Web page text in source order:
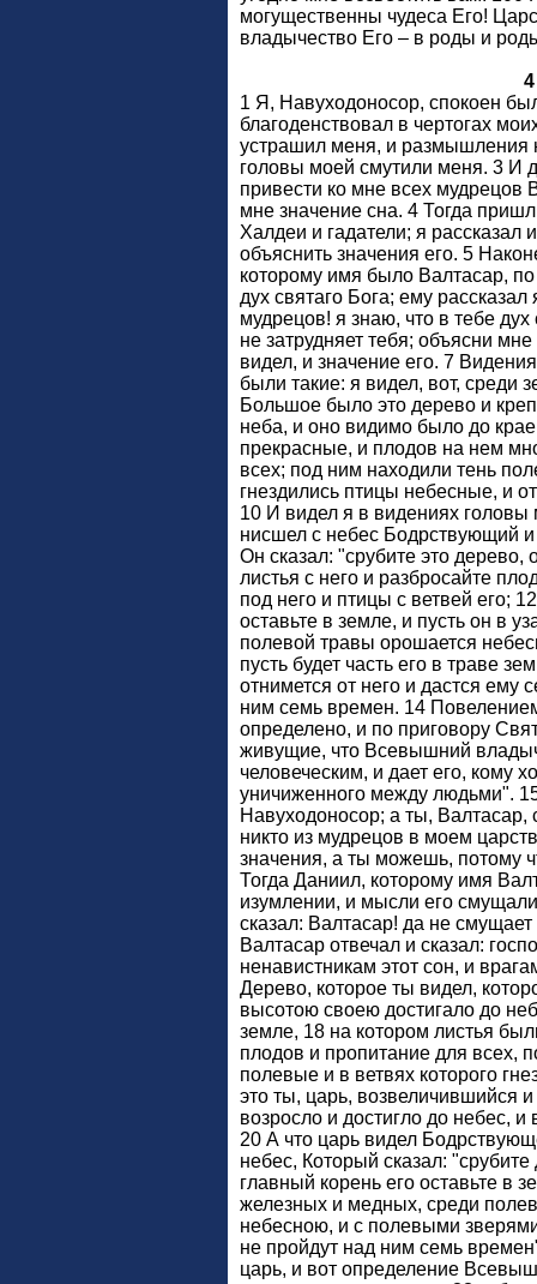
4
1 Я, Навуходоносор, спокоен
благоденствовал в чертогах
устрашил меня, и размышления
головы моей смутили меня. 3 И
привести ко мне всех мудрецов
мне значение сна. 4 Тогда
Халдеи и гадатели; я рассказал
объяснить значения его. 5
которому имя было Валтасар,
дух святаго Бога; ему
мудрецов! я знаю, что в тебе дух
не затрудняет тебя; объясни
видел, и значение его. 7
были такие: я видел, вот, среди
Большое было это дерево и
неба, и оно видимо было до
прекрасные, и плодов на нем
всех; под ним находили тень
гнездились птицы небесные, и
10 И видел я в видениях
нисшел с небес Бодрствующий
Он сказал: "срубите это дерево,
листья с него и разбросайте
под него и птицы с ветвей его;
оставьте в земле, и пусть он в
полевой травы орошается
пусть будет часть его в траве
отнимется от него и дастся ему
ним семь времен. 14
определено, и по приговору
живущие, что Всевышний
человеческим, и дает его, кому
уничиженного между людьми".
Навуходоносор; а ты, Валтасар,
никто из мудрецов в моем
значения, а ты можешь, потому
Тогда Даниил, которому имя
изумлении, и мысли его
сказал: Валтасар! да не смущает
Валтасар отвечал и сказал:
ненавистникам этот сон, и
Дерево, которое ты видел,
высотою своею достигало до
земле, 18 на котором листья
плодов и пропитание для всех,
полевые и в ветвях которого
это ты, царь, возвеличившийся
возросло и достигло до небес, и
20 А что царь видел
небес, Который сказал:
главный корень его оставьте в
железных и медных, среди
небесною, и с полевыми зверями
не пройдут над ним семь
царь, и вот определение